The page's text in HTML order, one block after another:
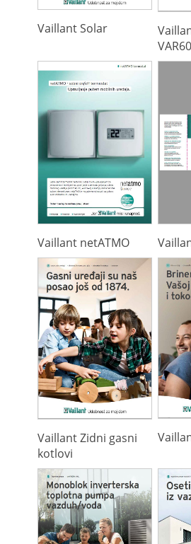
Vaillant Solar
VAR60
Vaillant netATMO
Vaillant Zidni gasni
kotlovi